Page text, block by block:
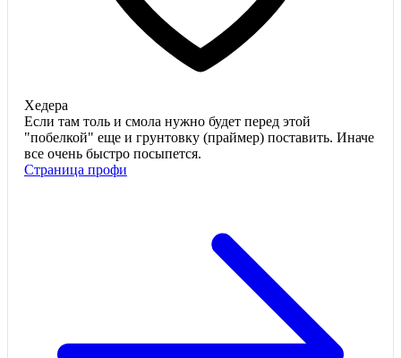
Хедера
Если там толь и смола нужно будет перед этой
"побелкой" еще и грунтовку (праймер) поставить. Иначе
все очень быстро посыпется.
Страница профи